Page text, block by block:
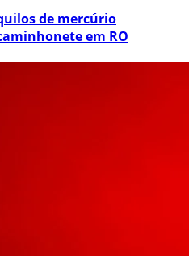
de mercúrio
em RO